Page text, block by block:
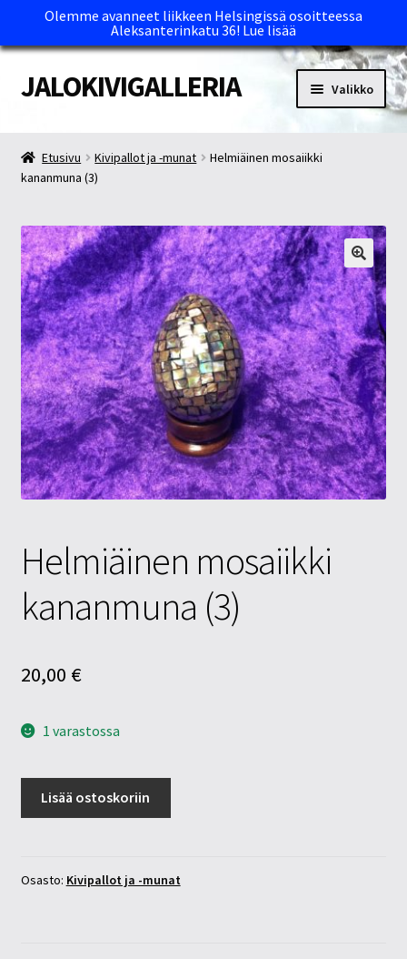
Olemme avanneet liikkeen Helsingissä osoitteessa
Aleksanterinkatu 36! Lue lisää
Siirry
navigointiin
Siirry
sisältöön
JALOKIVIGALLERIA Valikko
Kassa
Maksutavat ja Tärkeää tietää
Myymälät
Oma tili
Ostoskori
Tietosuojaseloste
Tuotteet
Etusivu Kivipallot ja -munat
Helmiäinen mosaiikki
kananmuna (3)
Helmiäinen mosaiikki
kananmuna (3)
20,00 €
1 varastossa
määrä
Lisää ostoskoriin
Osasto: Kivipallot ja -munat